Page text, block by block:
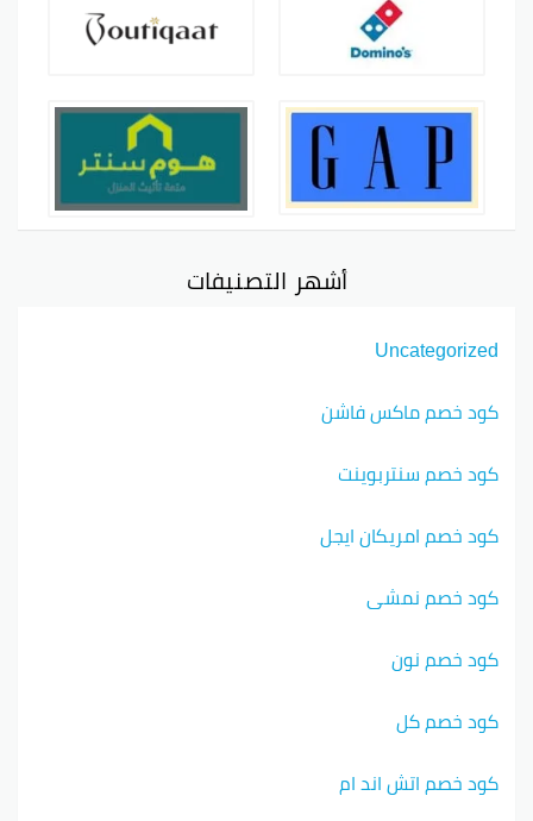
أشهر التصنيفات
Uncategorized
كود خصم ماكس فاشن
كود خصم سنتربوينت
كود خصم امريكان ايجل
كود خصم نمشي
كود خصم نون
كود خصم كل
كود خصم اتش اند ام